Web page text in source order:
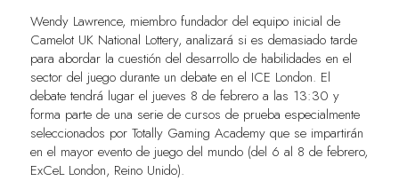
Wendy Lawrence, miembro fundador del equipo inicial de
Camelot UK National Lottery, analizará si es demasiado tarde
para abordar la cuestión del desarrollo de habilidades en el
sector del juego durante un debate en el ICE London. El
debate tendrá lugar el jueves 8 de febrero a las 13:30 y
forma parte de una serie de cursos de prueba especialmente
seleccionados por Totally Gaming Academy que se impartirán
en el mayor evento de juego del mundo (del 6 al 8 de febrero,
ExCeL London, Reino Unido).